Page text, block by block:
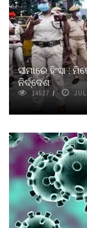
ସୀମାରେ ହିଂସା :
ନିର୍ଦ୍ଦେଶ
14527